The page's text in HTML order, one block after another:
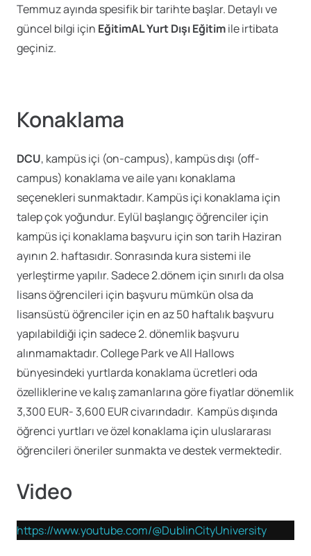
Temmuz ayında spesifik bir tarihte başlar. Detaylı ve
güncel bilgi için EğitimAL Yurt Dışı Eğitimile irtibata
geçiniz.
Konaklama
DCU, kampüs içi (on-campus), kampüs dışı (off-
campus) konaklama ve aile yanı konaklama
seçenekleri sunmaktadır. Kampüs içi konaklama için
talep çok yoğundur. Eylül başlangıç öğrenciler için
kampüs içi konaklama başvuru için son tarih Haziran
ayının 2. haftasıdır. Sonrasında kura sistemi ile
yerleştirme yapılır. Sadece 2.dönem için sınırlı da olsa
lisans öğrencileri için başvuru mümkün olsa da
lisansüstü öğrenciler için en az 50 haftalık başvuru
yapılabildiği için sadece 2. dönemlik başvuru
alınmamaktadır. College Park ve All Hallows
bünyesindeki yurtlarda konaklama ücretleri oda
özelliklerine ve kalış zamanlarına göre fiyatlar dönemlik
3,300 EUR- 3,600 EUR civarındadır. Kampüs dışında
öğrenci yurtları ve özel konaklama için uluslararası
öğrencileri öneriler sunmakta ve destek vermektedir.
Video
https://www.youtube.com/@DublinCityUniversity